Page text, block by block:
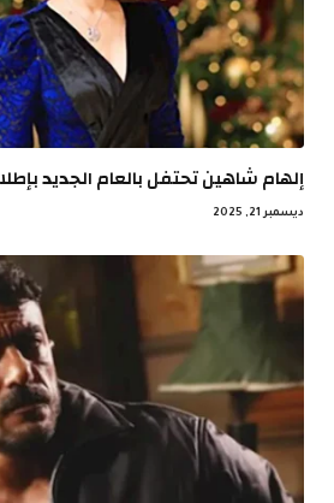
إلهام شاهين تحتفل بالعام الجديد
ديسمبر 21, 2025